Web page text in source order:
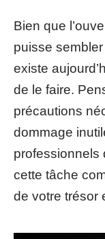
Bien que
puisse sembler
existe
de le faire.
précautions
dommage
professionnels
cette tâche
de votre trésor